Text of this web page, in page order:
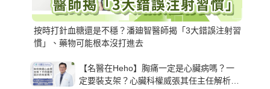
按時打針血糖還是不穩？潘廸智醫師揭「3大錯誤注射習
慣」、藥物可能根本沒打進去
【名醫在Heho】胸痛一定是心臟病嗎？一
定要裝支架？心臟科權威張其任主任解析支